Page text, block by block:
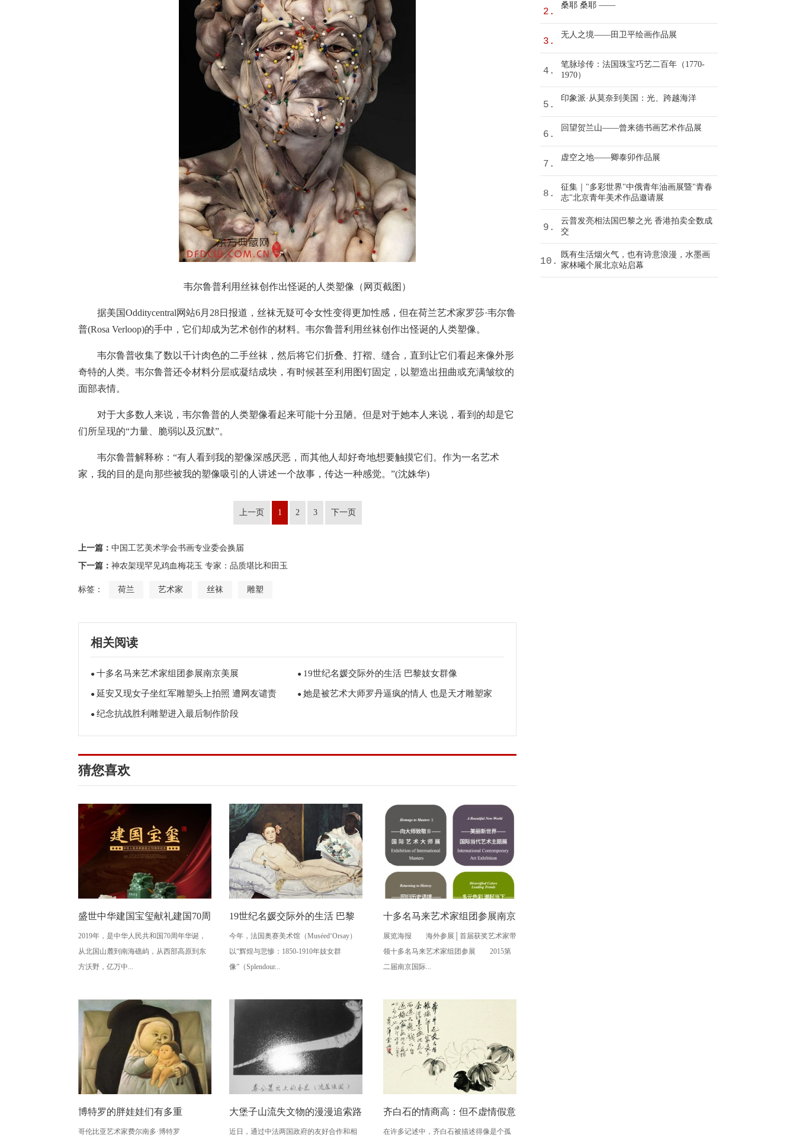
韦尔鲁普利用丝袜创作出怪诞的人类塑像（网页截图）
据美国Odditycentral网站6月28日报道，丝袜无疑可令女性变得更加性感，但在荷兰艺术家罗莎·韦尔鲁
普(Rosa Verloop)的手中，它们却成为艺术创作的材料。韦尔鲁普利用丝袜创作出怪诞的人类塑像。
韦尔鲁普收集了数以千计肉色的二手丝袜，然后将它们折叠、打褶、缝合，直到让它们看起来像外形
奇特的人类。韦尔鲁普还令材料分层或凝结成块，有时候甚至利用图钉固定，以塑造出扭曲或充满皱纹的
面部表情。
对于大多数人来说，韦尔鲁普的人类塑像看起来可能十分丑陋。但是对于她本人来说，看到的却是它
们所呈现的“力量、脆弱以及沉默”。
韦尔鲁普解释称：“有人看到我的塑像深感厌恶，而其他人却好奇地想要触摸它们。作为一名艺术
家，我的目的是向那些被我的塑像吸引的人讲述一个故事，传达一种感觉。”(沈姝华)
上一页 1 2 3 下一页
上一篇： 中国工艺美术学会书画专业委会换届
下一篇： 神农架现罕见鸡血梅花玉 专家：品质堪比和田玉
标签： 荷兰 艺术家 丝袜 雕塑
相关阅读
● 十多名马来艺术家组团参展南京美展 ● 19世纪名媛交际外的生活 巴黎妓女群像
● 延安又现女子坐红军雕塑头上拍照 遭网友谴责 ● 她是被艺术大师罗丹逼疯的情人 也是天才雕塑家
● 纪念抗战胜利雕塑进入最后制作阶段
猜您喜欢
盛世中华建国宝玺献礼建国70周
年活动将在北京举行
2019年，是中华人民共和国70周年华诞，
从北国山麓到南海礁屿，从西部高原到东
方沃野，亿万中...
19世纪名媛交际外的生活 巴黎
妓女群像
今年，法国奥赛美术馆（Muséed‘Orsay）
以“辉煌与悲惨：1850-1910年妓女群
像”（Splendour...
十多名马来艺术家组团参展南京
美展
展览海报 海外参展│首届获奖艺术家带
领十多名马来艺术家组团参展 2015第
二届南京国际...
博特罗的胖娃娃们有多重
哥伦比亚艺术家费尔南多·博特罗
大堡子山流失文物的漫漫追索路
近日，通过中法两国政府的友好合作和相
齐白石的情商高：但不虚情假意
在许多记述中，齐白石被描述得像是个孤
2.
桑耶 桑耶 ——
3.
无人之境——田卫平绘画作品展
4.
笔脉珍传：法国珠宝巧艺二百年（1770-
1970）
5.
印象派·从莫奈到美国：光、跨越海洋
6.
回望贺兰山——曾来德书画艺术作品展
7.
虚空之地——卿泰卯作品展
8.
征集｜"多彩世界"中俄青年油画展暨"青春
志"北京青年美术作品邀请展
9.
云普发亮相法国巴黎之光 香港拍卖全数成
交
10.
既有生活烟火气，也有诗意浪漫，水墨画
家林曦个展北京站启幕